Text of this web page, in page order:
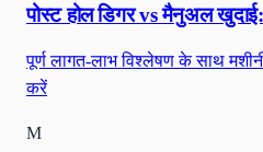
पोस्ट होल डिगर vs मैनुअल
पूर्ण लागत-लाभ विश्लेषण के साथ
करें
M